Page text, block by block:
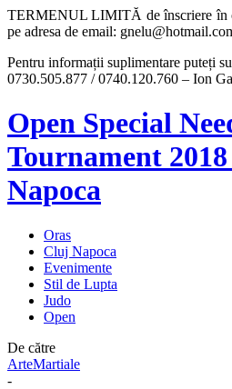
TERMENUL LIMITĂ de înscriere în
pe adresa de email:
Pentru informații suplimentare puteți
0730.505.877 / 0740.120.760 – Ion
Open Special
Tournament
Napoca
Oras
Cluj Napoca
Evenimente
Stil de Lupta
Judo
Open
De către
ArteMartiale
-